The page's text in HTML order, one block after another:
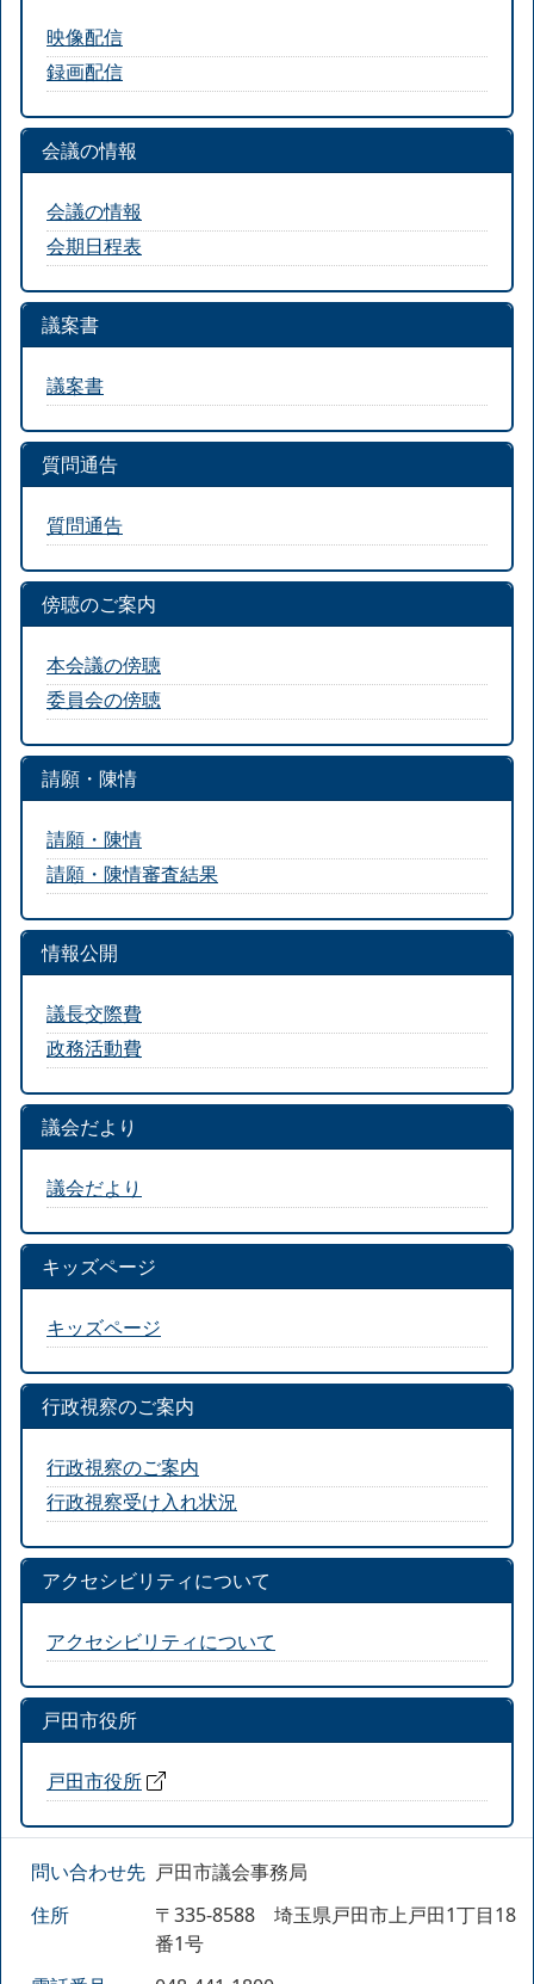
映像配信
録画配信
会議の情報
会議の情報
会期日程表
議案書
議案書
質問通告
質問通告
傍聴のご案内
本会議の傍聴
委員会の傍聴
請願・陳情
請願・陳情
請願・陳情審査結果
情報公開
議長交際費
政務活動費
議会だより
議会だより
キッズページ
キッズページ
行政視察のご案内
行政視察のご案内
行政視察受け入れ状況
アクセシビリティについて
アクセシビリティについて
戸田市役所
戸田市役所
問い合わせ先 戸田市議会事務局
住所
〒335-8588 埼玉県戸田市上戸田1丁目18
番1号